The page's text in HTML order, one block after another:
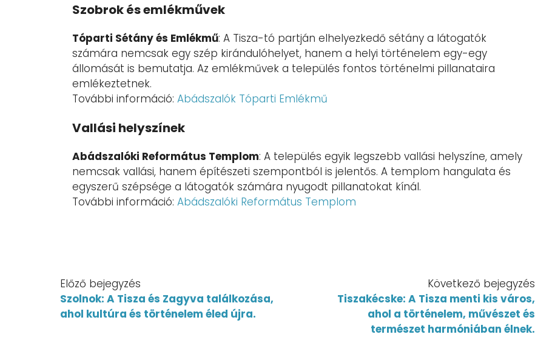
Szobrok és emlékművek
Tóparti Sétány és Emlékmű: A Tisza-tó partján elhelyezkedő sétány a látogatók
számára nemcsak egy szép kirándulóhelyet, hanem a helyi történelem egy-egy
állomását is bemutatja. Az emlékművek a település fontos történelmi pillanataira
emlékeztetnek.
További információ: Abádszalók Tóparti Emlékmű
Vallási helyszínek
Abádszalóki Református Templom: A település egyik legszebb vallási helyszíne, amely
nemcsak vallási, hanem építészeti szempontból is jelentős. A templom hangulata és
egyszerű szépsége a látogatók számára nyugodt pillanatokat kínál.
További információ: Abádszalóki Református Templom
Előző bejegyzés
Szolnok: A Tisza és Zagyva találkozása,
ahol kultúra és történelem éled újra.
Következő bejegyzés
Tiszakécske: A Tisza menti kis város,
ahol a történelem, művészet és
természet harmóniában élnek.